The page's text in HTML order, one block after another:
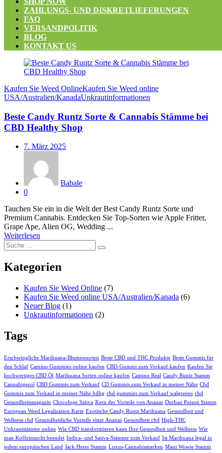
ZAHLUNGS- UND DISKRETLIEFERUNGEN
FAQ
VERSANDPOLITIK
BLOG
KONTAKT US
Kaufen Sie Weed OnlineKaufen Sie Weed online
USA/Australien/KanadaUnkrautinformationen
Beste Candy Runtz Sorte & Cannabis Stämme bei
CBD Healthy Shop
Veröffentlicht
7. März 2025
Babale
0
Tauchen Sie ein in die Welt der Best Candy Runtz Sorte und
Premium Cannabis. Entdecken Sie Top-Sorten wie Apple Fritter,
Grape Ape, Alien OG, Wedding ...
Weiterlesen
Kategorien
Kaufen Sie Weed Online (7)
Kaufen Sie Weed online USA/Australien/Kanada (6)
Neuer Blog (1)
Unkrautinformationen (2)
Tags
Erschwingliche Marihuana-Blumensorten Beste CBD und THC Produkte Beste Gummis für
den Schlaf Camino Gummies online kaufen CBD-Gummi zum Verkauf kaufen Kaufen Sie
hochwertiges CBD Öl Marihuana Sorten online kaufen Camino Real Candy Runtz Stamm
Cannabigerol CBD Gummis zum Verkauf CD Gummis zum Verkauf in meiner Nähe Cbd
Gummis zum Verkauf in meiner Nähe billig cbd gummies zum Verkauf walgreens cbd
Gesundheitsmagazin Chocolope Sativa Kern der Vorteile von Ananas Durban Poison Stamm
European Weed Legalization Karte Exotische Candy Runtz Marihuana Gesundheit und
Wellness cbd Gesundheitliche Vorteile einer Ananas Gesundheit cbd High-THC
Unkrautstämme online Wie CBD transformieren kann Ihre Gesundheit und Wellness Wie
man Koffeinsucht beendet Indica- und Sativa-Stämme zum Verkauf Ist Marihuana legal in
jedem europäischen Land Jack Herer Stamm Luxus-Cannabismarken Maui Wowie Stamm